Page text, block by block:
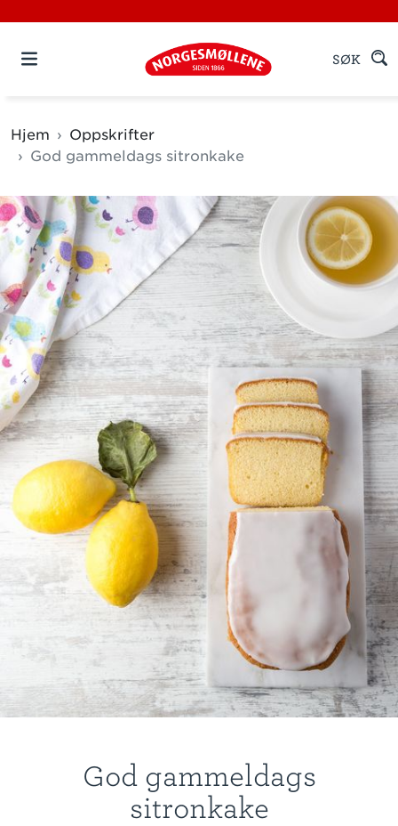
SØK
Hjem
Oppskrifter
God gammeldags sitronkake
God gammeldags
sitronkake